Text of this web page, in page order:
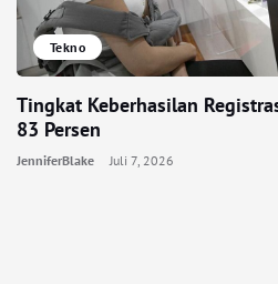
Tekno
Tingkat Keberhasilan
83 Persen
JenniferBlake Juli 7, 2026